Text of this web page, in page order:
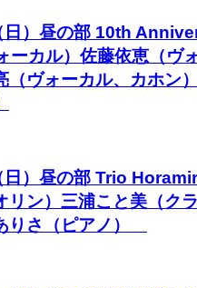
日）昼の部 10th
ーカル）佐藤依恵（ヴ
（ヴォーカル、カホン
日）昼の部 Trio
リン）三浦こと美（ク
りさ（ピアノ）